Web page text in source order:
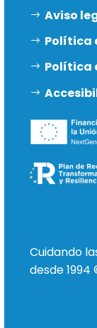
Aviso
Política
Política
Cuidando
desde 1994